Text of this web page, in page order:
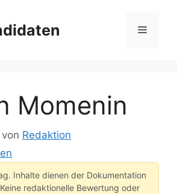
Menü
Momenin
von Redaktion
Inhalte dienen der Dokumentation
redaktionelle Bewertung oder